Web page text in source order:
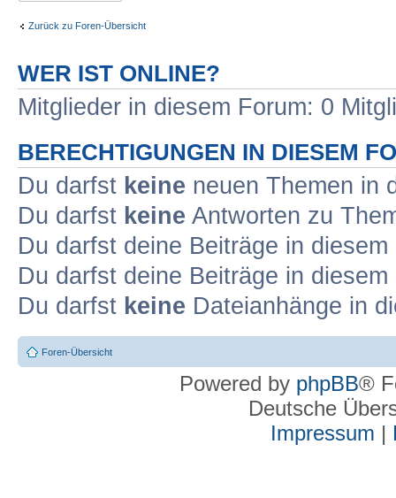
Zurück zu Foren-Übersicht
WER IST ONLINE?
Mitglieder in diesem Forum: 0
BERECHTIGUNGEN IN DIESEM
Du darfst keine neuen Themen in
Du darfst keine Antworten zu
Du darfst deine Beiträge in
Du darfst deine Beiträge in
Du darfst keine Dateianhänge in
Foren-Übersicht
Powered by phpBB®
Deutsche
Impressum |